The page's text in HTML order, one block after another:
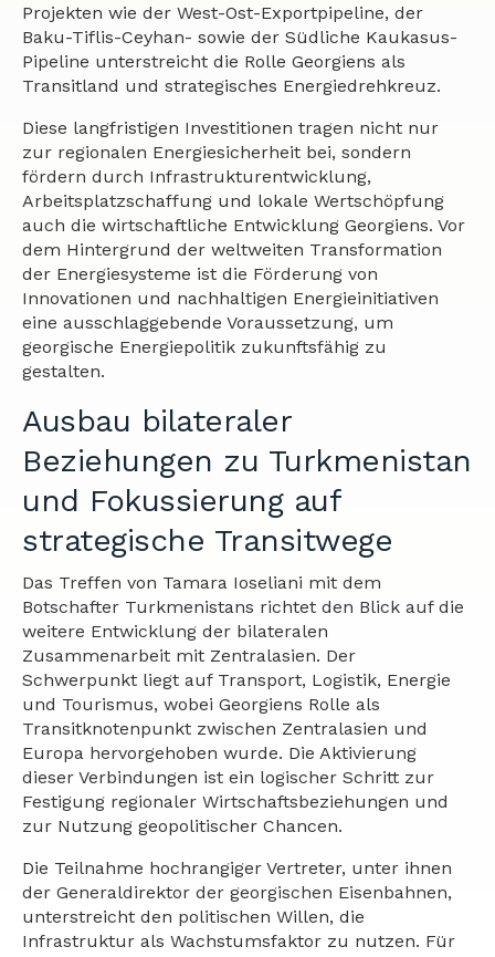
Projekten wie der West-Ost-Exportpipeline, der
Baku-Tiflis-Ceyhan- sowie der Südliche Kaukasus-
Pipeline unterstreicht die Rolle Georgiens als
Transitland und strategisches Energiedrehkreuz.
Diese langfristigen Investitionen tragen nicht nur
zur regionalen Energiesicherheit bei, sondern
fördern durch Infrastrukturentwicklung,
Arbeitsplatzschaffung und lokale Wertschöpfung
auch die wirtschaftliche Entwicklung Georgiens. Vor
dem Hintergrund der weltweiten Transformation
der Energiesysteme ist die Förderung von
Innovationen und nachhaltigen Energieinitiativen
eine ausschlaggebende Voraussetzung, um
georgische Energiepolitik zukunftsfähig zu
gestalten.
Ausbau bilateraler
Beziehungen zu Turkmenistan
und Fokussierung auf
strategische Transitwege
Das Treffen von Tamara Ioseliani mit dem
Botschafter Turkmenistans richtet den Blick auf die
weitere Entwicklung der bilateralen
Zusammenarbeit mit Zentralasien. Der
Schwerpunkt liegt auf Transport, Logistik, Energie
und Tourismus, wobei Georgiens Rolle als
Transitknotenpunkt zwischen Zentralasien und
Europa hervorgehoben wurde. Die Aktivierung
dieser Verbindungen ist ein logischer Schritt zur
Festigung regionaler Wirtschaftsbeziehungen und
zur Nutzung geopolitischer Chancen.
Die Teilnahme hochrangiger Vertreter, unter ihnen
der Generaldirektor der georgischen Eisenbahnen,
unterstreicht den politischen Willen, die
Infrastruktur als Wachstumsfaktor zu nutzen. Für